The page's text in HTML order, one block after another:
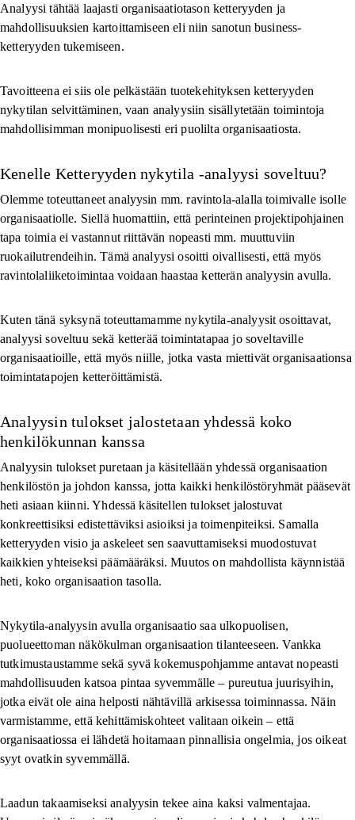
Analyysi tähtää laajasti organisaatiotason ketteryyden ja
mahdollisuuksien kartoittamiseen eli niin sanotun business-
ketteryyden tukemiseen.
Tavoitteena ei siis ole pelkästään tuotekehityksen ketteryyden
nykytilan selvittäminen, vaan analyysiin sisällytetään toimintoja
mahdollisimman monipuolisesti eri puolilta organisaatiosta.
Kenelle Ketteryyden nykytila -analyysi soveltuu?
Olemme toteuttaneet analyysin mm. ravintola-alalla toimivalle isolle
organisaatiolle. Siellä huomattiin, että perinteinen projektipohjainen
tapa toimia ei vastannut riittävän nopeasti mm. muuttuviin
ruokailutrendeihin. Tämä analyysi osoitti oivallisesti, että myös
ravintolaliiketoimintaa voidaan haastaa ketterän analyysin avulla.
Kuten tänä syksynä toteuttamamme nykytila-analyysit osoittavat,
analyysi soveltuu sekä ketterää toimintatapaa jo soveltaville
organisaatioille, että myös niille, jotka vasta miettivät organisaationsa
toimintatapojen ketteröittämistä.
Analyysin tulokset jalostetaan yhdessä koko
henkilökunnan kanssa
Analyysin tulokset puretaan ja käsitellään yhdessä organisaation
henkilöstön ja johdon kanssa, jotta kaikki henkilöstöryhmät pääsevät
heti asiaan kiinni. Yhdessä käsitellen tulokset jalostuvat
konkreettisiksi edistettäviksi asioiksi ja toimenpiteiksi. Samalla
ketteryyden visio ja askeleet sen saavuttamiseksi muodostuvat
kaikkien yhteiseksi päämääräksi. Muutos on mahdollista käynnistää
heti, koko organisaation tasolla.
Nykytila-analyysin avulla organisaatio saa ulkopuolisen,
puolueettoman näkökulman organisaation tilanteeseen. Vankka
tutkimustaustamme sekä syvä kokemuspohjamme antavat nopeasti
mahdollisuuden katsoa pintaa syvemmälle – pureutua juurisyihin,
jotka eivät ole aina helposti nähtävillä arkisessa toiminnassa. Näin
varmistamme, että kehittämiskohteet valitaan oikein – että
organisaatiossa ei lähdetä hoitamaan pinnallisia ongelmia, jos oikeat
syyt ovatkin syvemmällä.
Laadun takaamiseksi analyysin tekee aina kaksi valmentajaa.